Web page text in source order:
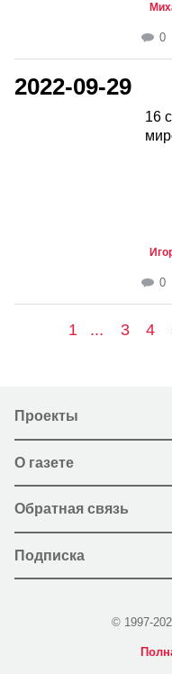
0
2022-09-29
16
0
1 ... 3 4
Проекты
О газете
Обратная связь
Подписка
© 1997-